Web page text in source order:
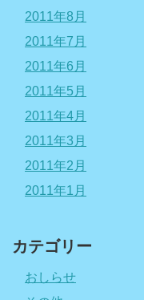
2011年8月
2011年7月
2011年6月
2011年5月
2011年4月
2011年3月
2011年2月
2011年1月
カテゴリー
おしらせ